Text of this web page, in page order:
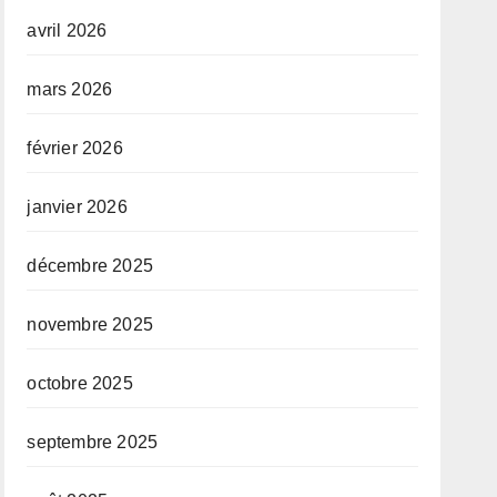
avril 2026
mars 2026
février 2026
janvier 2026
décembre 2025
novembre 2025
octobre 2025
septembre 2025